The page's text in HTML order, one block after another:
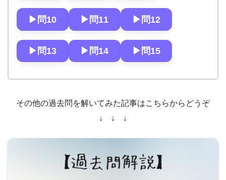
▶︎問10 ▶︎問11 ▶︎問12
▶︎問13 ▶︎問14 ▶︎問15
その他の過去問を解いてみた記事はこちらからどうぞ
↓ ↓ ↓